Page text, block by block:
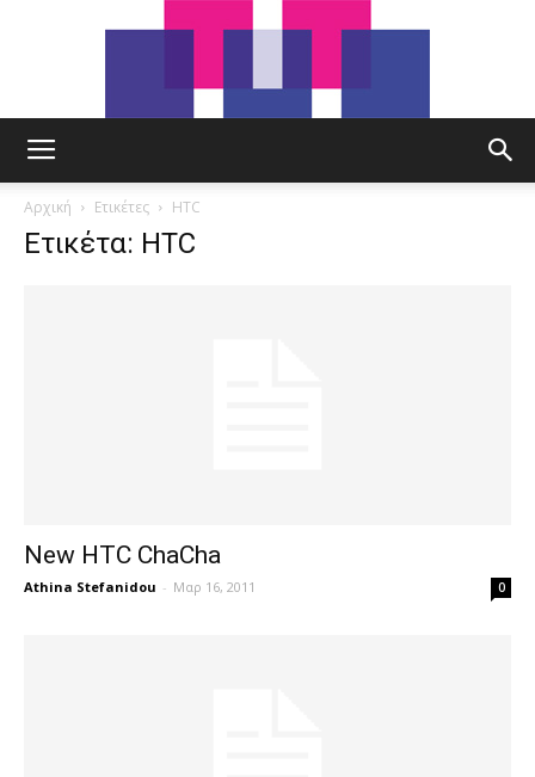
Αρχική Ετικέτες HTC
Ετικέτα: HTC
New HTC ChaCha
Athina Stefanidou - Μαρ 16, 2011 0